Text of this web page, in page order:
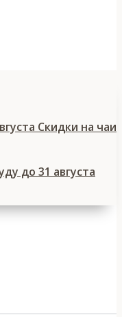
Скидки на чаи
до 31 августа